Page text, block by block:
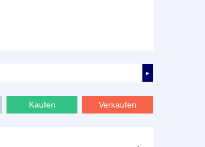
►
Verkaufen
Kaufen